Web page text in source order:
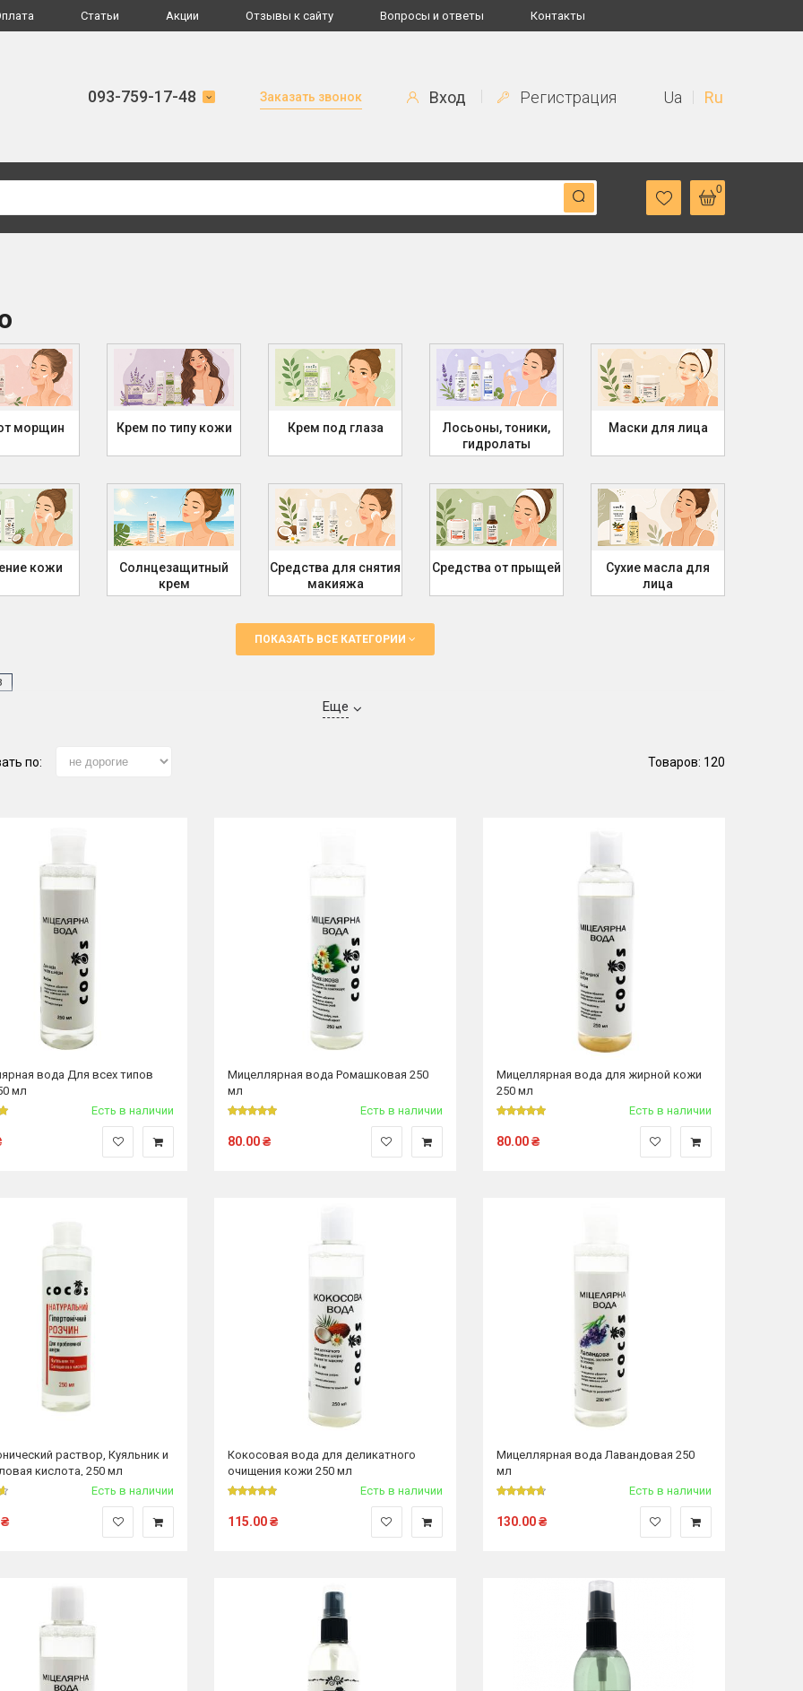
Статьи Акции Отзывы к сайту Вопросы и ответы Контакты
093-759-17-48 Заказать звонок Вход Регистрация Ua Ru
0
морщин Крем по типу кожи Крем под глаза
Лосьоны, тоники,
гидролаты
Маски для лица
кожи
Солнцезащитный
крем
Средства для снятия
макияжа
Средства от прыщей
Сухие масла для
лица
ПОКАЗАТЬ ВСЕ КАТЕГОРИИ
Еще
по: Товаров: 120
вода Для всех типов
мл
Есть в наличии
Мицеллярная вода Ромашковая 250
мл
Есть в наличии
80.00₴
Мицеллярная вода для жирной кожи
250 мл
Есть в наличии
80.00₴
раствор, Куяльник и
кислота, 250 мл
Есть в наличии
₴
Кокосовая вода для деликатного
очищения кожи 250 мл
Есть в наличии
115.00₴
Мицеллярная вода Лавандовая 250
мл
Есть в наличии
130.00₴